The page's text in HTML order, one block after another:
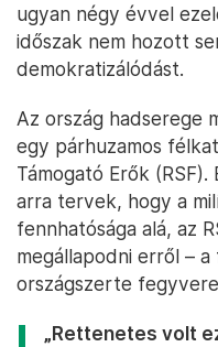
ugyan négy évvel
időszak nem hozott
demokratizálódást.
Az ország hadserege
egy párhuzamos
Támogató Erők
arra tervek, hogy a
fennhatósága alá, az
megállapodni erről –
országszerte
„Rettenetes volt